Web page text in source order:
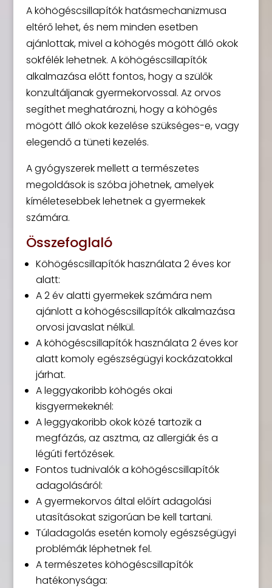
A köhögéscsillapítók hatásmechanizmusa
eltérő lehet, és nem minden esetben
ajánlottak, mivel a köhögés mögött álló okok
sokfélék lehetnek. A köhögéscsillapítók
alkalmazása előtt fontos, hogy a szülők
konzultáljanak gyermekorvossal. Az orvos
segíthet meghatározni, hogy a köhögés
mögött álló okok kezelése szükséges-e, vagy
elegendő a tüneti kezelés.
A gyógyszerek mellett a természetes
megoldások is szóba jöhetnek, amelyek
kíméletesebbek lehetnek a gyermekek
számára.
Összefoglaló
Köhögéscsillapítók használata 2 éves kor
alatt:
A 2 év alatti gyermekek számára nem
ajánlott a köhögéscsillapítók alkalmazása
orvosi javaslat nélkül.
A köhögéscsillapítók használata 2 éves kor
alatt komoly egészségügyi kockázatokkal
járhat.
A leggyakoribb köhögés okai
kisgyermekeknél:
A leggyakoribb okok közé tartozik a
megfázás, az asztma, az allergiák és a
légúti fertőzések.
Fontos tudnivalók a köhögéscsillapítók
adagolásáról:
A gyermekorvos által előírt adagolási
utasításokat szigorúan be kell tartani.
Túladagolás esetén komoly egészségügyi
problémák léphetnek fel.
A természetes köhögéscsillapítók
hatékonysága: